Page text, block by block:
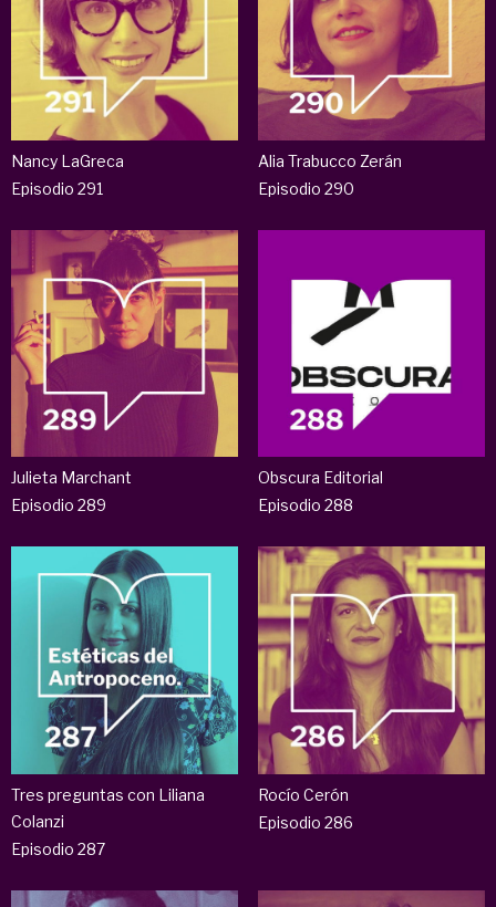
Nancy LaGreca
Episodio 291
Alia Trabucco Zerán
Episodio 290
Julieta Marchant
Episodio 289
Obscura Editorial
Episodio 288
Tres preguntas con Liliana
Colanzi
Episodio 287
Rocío Cerón
Episodio 286